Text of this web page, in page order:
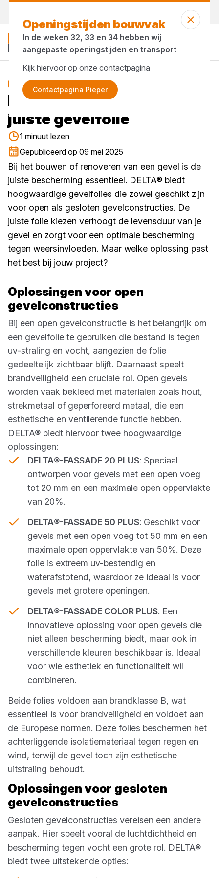
Blog
Bescherm je gevel met de
juiste gevelfolie
1 minuut lezen
Gepubliceerd op 09 mei 2025
Bij het bouwen of renoveren van een gevel is de
juiste bescherming essentieel. DELTA® biedt
hoogwaardige gevelfolies die zowel geschikt zijn
voor open als gesloten gevelconstructies. De
juiste folie kiezen verhoogt de levensduur van je
gevel en zorgt voor een optimale bescherming
tegen weersinvloeden. Maar welke oplossing past
het best bij jouw project?
Oplossingen voor open
gevelconstructies
Bij een open gevelconstructie is het belangrijk om
een gevelfolie te gebruiken die bestand is tegen
uv-straling en vocht, aangezien de folie
gedeeltelijk zichtbaar blijft. Daarnaast speelt
brandveiligheid een cruciale rol. Open gevels
worden vaak bekleed met materialen zoals hout,
strekmetaal of geperforeerd metaal, die een
esthetische en ventilerende functie hebben.
DELTA® biedt hiervoor twee hoogwaardige
oplossingen:
DELTA®-FASSADE 20 PLUS: Speciaal
ontworpen voor gevels met een open voeg
tot 20 mm en een maximale open oppervlakte
van 20%.
DELTA®-FASSADE 50 PLUS: Geschikt voor
gevels met een open voeg tot 50 mm en een
maximale open oppervlakte van 50%. Deze
folie is extreem uv-bestendig en
waterafstotend, waardoor ze ideaal is voor
gevels met grotere openingen.
DELTA®-FASSADE COLOR PLUS: Een
innovatieve oplossing voor open gevels die
niet alleen bescherming biedt, maar ook in
verschillende kleuren beschikbaar is. Ideaal
voor wie esthetiek en functionaliteit wil
combineren.
Beide folies voldoen aan brandklasse B, wat
essentieel is voor brandveiligheid en voldoet aan
de Europese normen. Deze folies beschermen het
achterliggende isolatiemateriaal tegen regen en
wind, terwijl de gevel toch zijn esthetische
uitstraling behoudt.
Oplossingen voor gesloten
gevelconstructies
Gesloten gevelconstructies vereisen een andere
aanpak. Hier speelt vooral de luchtdichtheid en
bescherming tegen vocht een grote rol. DELTA®
biedt twee uitstekende opties:
Openingstijden bouwvak
In de weken 32, 33 en 34 hebben wij
aangepaste openingstijden en transport
Kijk hiervoor op onze contactpagina
Contactpagina Pieper